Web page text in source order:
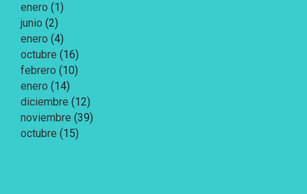
enero (1)
junio (2)
enero (4)
octubre (16)
febrero (10)
enero (14)
diciembre (12)
noviembre (39)
octubre (15)